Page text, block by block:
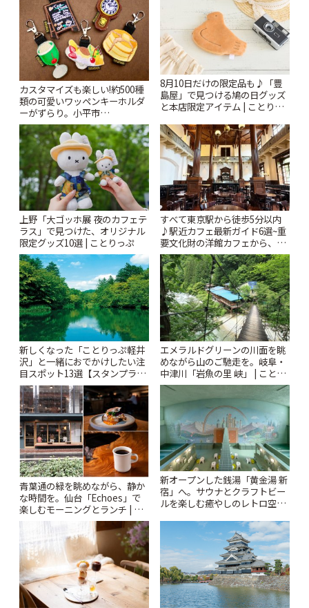
カスタマイズも楽しい!約500種
類の可愛いワッペンキーホルダ
ーがずらり。小平市
「Kimamaya T&K」 | ことりっ
ぷ
8月10日だけの限定品も♪「豊
島屋」で見つける鳩の日グッズ
と本店限定アイテム | ことりっ
上野「大ゴッホ展 夜のカフェテ
ラス」で見つけた、オリジナル
限定グッズ10選 | ことりっぷ
すべて東京駅から徒歩5分以内
♪駅近カフェ最新ガイド6選~重
要文化財の洋館カフェから、改
札すぐのレトロ喫茶まで~ | こと
りっぷ
新しくなった「ことりっぷ軽井
沢」と一緒におでかけしたい注
目スポット13選【スタンプラリ
ー開催中】 | ことりっぷ
エメラルドグリーンの川面を眺
めながら山のご馳走を。岐阜・
中津川「岩魚の里 峡」 | ことり
っぷ
青葉通の緑を眺めながら、静か
な時間を。仙台「Echoes」で
楽しむモーニングとランチ | こ
とりっぷ
新オープンした銭湯「黄金湯 新
宿」へ。サウナとクラフトビー
ルを楽しむ癒やしのレトロ空間